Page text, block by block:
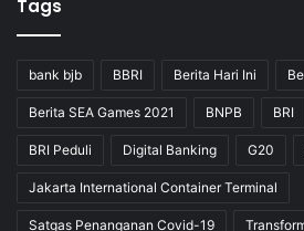
Tags
bank bjb BBRI Berita Hari Ini
Berita SEA Games 2021 BNPB BRI
BRI Peduli Digital Banking G20
Jakarta International Container Terminal
Satgas Penanganan Covid-19